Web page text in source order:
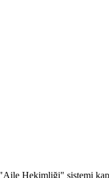
Hekimliği" sistemi